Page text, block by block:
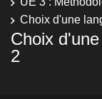
Choix d'une
Choix
2